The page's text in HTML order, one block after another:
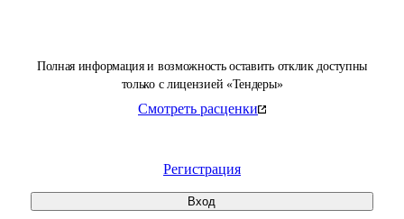
Полная информация и возможность оставить отклик доступны
только с лицензией «Тендеры»
Смотреть расценки
Регистрация
Вход